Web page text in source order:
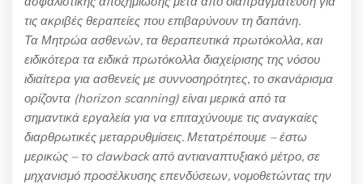
τις ακριβές θεραπείες που επιβαρύνουν τη δαπάνη.
Τα Μητρώα ασθενών, τα θεραπευτικά πρωτόκολλα, και
ειδικότερα τα ειδικά πρωτόκολλα διαχείρισης της νόσου
ιδιαίτερα για ασθενείς με συννοσηρότητες, το σκανάρισμα
ορίζοντα (horizon scanning) είναι μερικά από τα
σημαντικά εργαλεία για να επιταχύνουμε τις αναγκαίες
διαρθρωτικές μεταρρυθμίσεις. Μετατρέπουμε – έστω
μερικώς – το clawback από αντιαναπτυξιακό μέτρο, σε
μηχανισμό προσέλκυσης επενδύσεων, νομοθετώντας την